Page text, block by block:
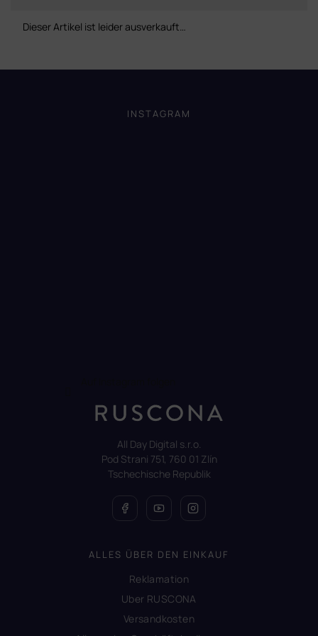
Dieser Artikel ist leider ausverkauft…
INSTAGRAM
All Day Digital s.r.o.
Pod Strani 751, 760 01 Zlín
Tschechische Republik
ALLES ÜBER DEN EINKAUF
Reklamation
Uber RUSCONA
Versandkosten